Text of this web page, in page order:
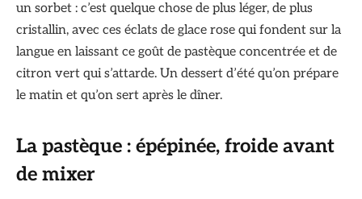
un sorbet : c’est quelque chose de plus léger, de plus
cristallin, avec ces éclats de glace rose qui fondent sur la
langue en laissant ce goût de pastèque concentrée et de
citron vert qui s’attarde. Un dessert d’été qu’on prépare
le matin et qu’on sert après le dîner.
La pastèque : épépinée, froide avant
de mixer